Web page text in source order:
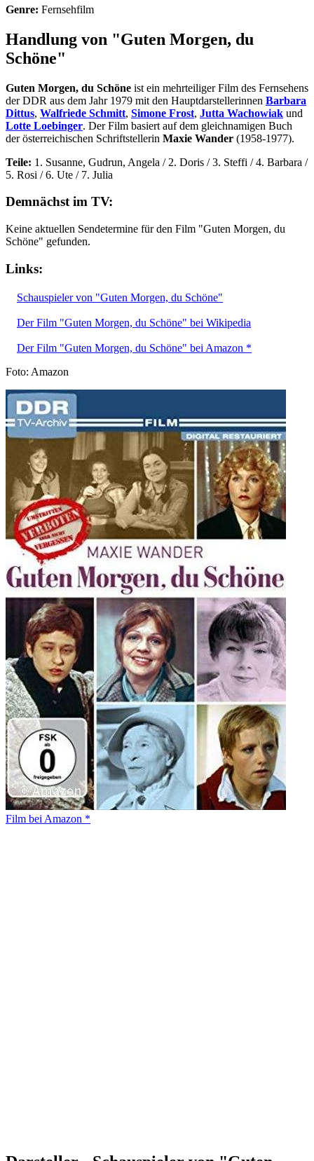
Genre: Fernsehfilm
Handlung von "Guten Morgen, du
Schöne"
Guten Morgen, du Schöne ist ein mehrteiliger Film des Fernsehens
der DDR aus dem Jahr 1979 mit den Hauptdarstellerinnen Barbara
Dittus, Walfriede Schmitt, Simone Frost, Jutta Wachowiak und
Lotte Loebinger. Der Film basiert auf dem gleichnamigen Buch
der österreichischen Schriftstellerin Maxie Wander (1958-1977).
Teile: 1. Susanne, Gudrun, Angela / 2. Doris / 3. Steffi / 4. Barbara /
5. Rosi / 6. Ute / 7. Julia
Demnächst im TV:
Keine aktuellen Sendetermine für den Film "Guten Morgen, du
Schöne" gefunden.
Links:
Schauspieler von "Guten Morgen, du Schöne"
Der Film "Guten Morgen, du Schöne" bei Wikipedia
Der Film "Guten Morgen, du Schöne" bei Amazon *
Foto: Amazon
Film bei Amazon *